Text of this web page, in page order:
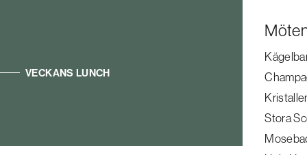
VECKANS LUNCH
Stora